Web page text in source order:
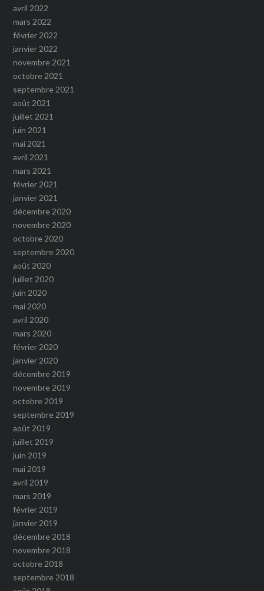
avril 2022
mars 2022
février 2022
janvier 2022
novembre 2021
octobre 2021
septembre 2021
août 2021
juillet 2021
juin 2021
mai 2021
avril 2021
mars 2021
février 2021
janvier 2021
décembre 2020
novembre 2020
octobre 2020
septembre 2020
août 2020
juillet 2020
juin 2020
mai 2020
avril 2020
mars 2020
février 2020
janvier 2020
décembre 2019
novembre 2019
octobre 2019
septembre 2019
août 2019
juillet 2019
juin 2019
mai 2019
avril 2019
mars 2019
février 2019
janvier 2019
décembre 2018
novembre 2018
octobre 2018
septembre 2018